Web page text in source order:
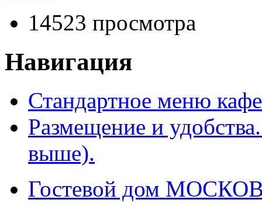
14523 просмотра
Навигация
Стандартное меню кафе
Размещение и
выше).
Гостевой дом